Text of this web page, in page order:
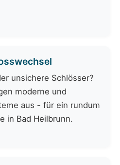
unsichere Schlösser?
moderne und
aus - für ein rundum
in Bad Heilbrunn.